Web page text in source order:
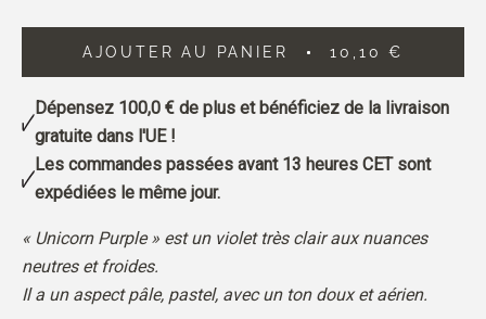
AJOUTER AU PANIER 10,10 €
Dépensez 100,0 € de plus et bénéficiez de la livraison
gratuite dans l'UE !
Les commandes passées avant 13 heures CET sont
expédiées le même jour.
« Unicorn Purple » est un violet très clair aux nuances
neutres et froides.
Il a un aspect pâle, pastel, avec un ton doux et aérien.